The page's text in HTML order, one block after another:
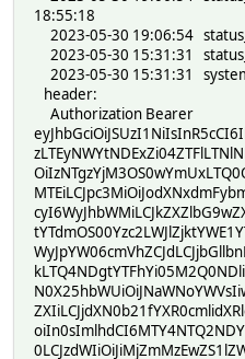
18:55:18
2023-05-30 19:06:54
2023-05-30 15:31:31
2023-05-30 15:31:31
header:
Authorization Bearer